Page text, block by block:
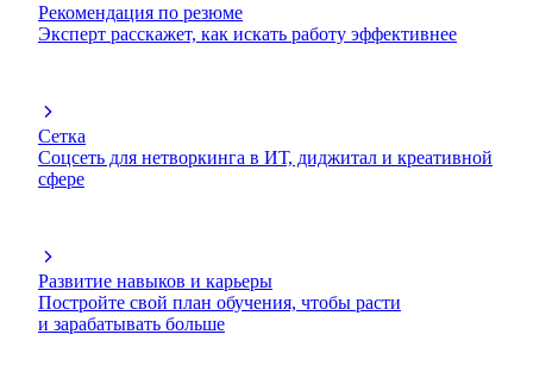
Рекомендация по резюме
Эксперт расскажет, как искать работу эффективнее
Сетка
Соцсеть для нетворкинга в ИТ, диджитал и креативной
сфере
Развитие навыков и карьеры
Постройте свой план обучения, чтобы расти
и зарабатывать больше